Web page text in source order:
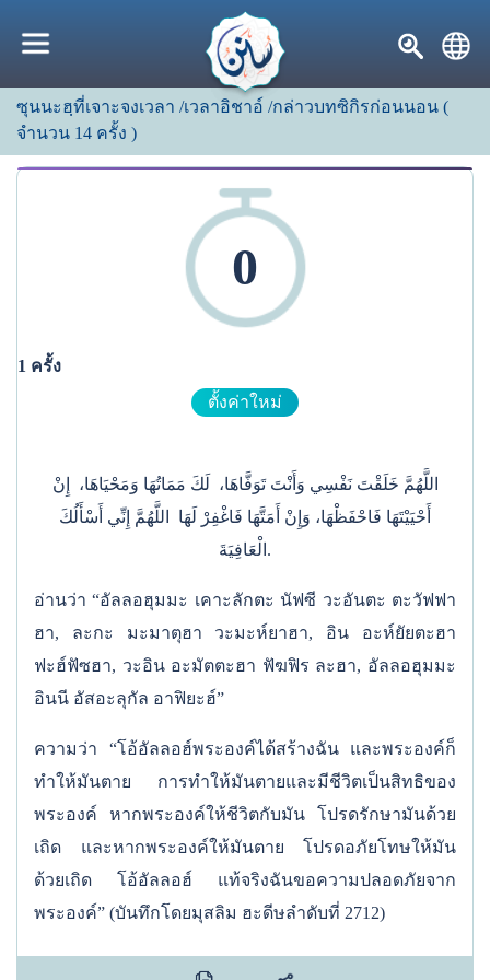
ซุนนะฮฺที่เจาะจงเวลา /เวลาอิชาอ์ /กล่าวบทซิกิรก่อนนอน (
จำนวน 14 ครั้ง )
0
1 ครั้ง
ตั้งค่าใหม่
اللَّهُمَّ خَلَقْتَ نَفْسِي وَأَنْتَ تَوَفَّاهَا، لَكَ مَمَاتُهَا وَمَحْيَاهَا، إِنْ
أَحْيَيْتَهَا فَاحْفَظْهَا، وَإِنْ أَمَتَّهَا فَاغْفِرْ لَهَا اللَّهُمَّ إِنِّي أَسْأَلُكَ
الْعَافِيَةَ.
อ่านว่า “อัลลอฮุมมะ เคาะลักตะ นัฟซี วะอันตะ ตะวัฟฟา
ฮา, ละกะ มะมาตุฮา วะมะห์ยาฮา, อิน อะห์ยัยตะฮา
ฟะฮ์ฟัซฮา, วะอิน อะมัตตะฮา ฟัฆฟิร ละฮา, อัลลอฮุมมะ
อินนี อัสอะลุกัล อาฟิยะฮ์”
ความว่า “โอ้อัลลอฮ์พระองค์ได้สร้างฉัน และพระองค์ก็
ทำให้มันตาย การทำให้มันตายและมีชีวิตเป็นสิทธิของ
พระองค์ หากพระองค์ให้ชีวิตกับมัน โปรดรักษามันด้วย
เถิด และหากพระองค์ให้มันตาย โปรดอภัยโทษให้มัน
ด้วยเถิด โอ้อัลลอฮ์ แท้จริงฉันขอความปลอดภัยจาก
พระองค์” (บันทึกโดยมุสลิม ฮะดีษลำดับที่ 2712)